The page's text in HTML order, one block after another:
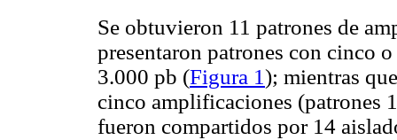
Se obtuvieron 11 patrones de
presentaron patrones con cinco
3.000 pb (Figura 1); mientras
cinco amplificaciones (patrones
fueron compartidos por 14